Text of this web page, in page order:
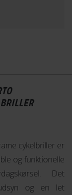
cykelbriller er
og funktionelle
Det
og en let